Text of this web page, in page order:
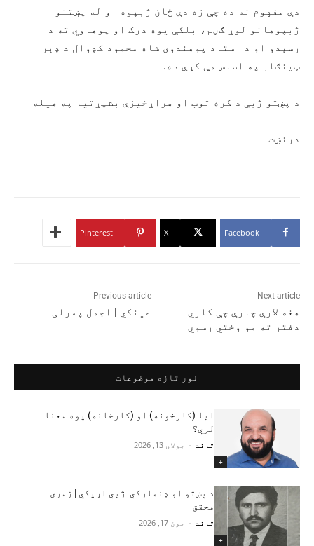
دې مفهوم نه ده چې زه دې ځان ژبپوه او له پښتنو
ژبپوهانو لوړ ګڼم، بلکې یوه درک او پوهاوي ته د
رسېدو او د استاد پوهندوی شاه محمود کډوال د ډېر
ټینګار په اساس مې کړې ده.
د پښتو ژبې د کره توب او هراړخیزې بشپړتیا په هیله
درنښت
Facebook
X
Pinterest
Previous article
عینکي | اجمل پسرلی
Next article
هغه لارې چارې چې کاري
دفتر ته مو وختي رسوي
نور تازه موضوعات
+
ایا (کارخونه) او (کارخانه) یوه معنا
لري؟
تاند - جولای 13, 2026
+
د پښتو او ډنمارکي ژبي اړیکي | زمری
محقق
تاند - جون 17, 2026